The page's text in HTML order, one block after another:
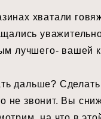
хватали
лучшего- вашей
дальше?
не звонит. Вы